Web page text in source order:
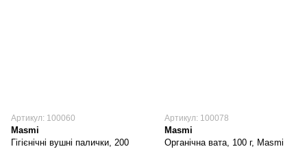
Артикул: 100060
Masmi
Гігієнічні вушні палички, 200
Артикул: 100078
Masmi
Органічна вата, 100 г, Masmi